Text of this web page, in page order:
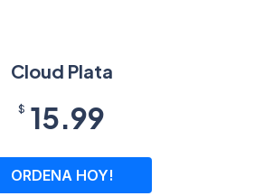
Cloud Plata
$ 15.99
ORDENA HOY!